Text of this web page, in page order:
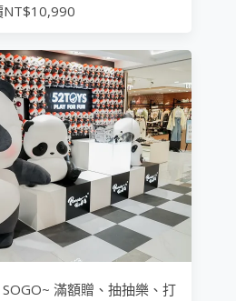
NT$10,990
滿額贈、抽抽樂、打